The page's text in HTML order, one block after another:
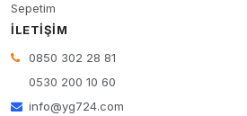
Sepetim
İLETIŞIM
0850 302 28 81
0530 200 10 60
info@yg724.com